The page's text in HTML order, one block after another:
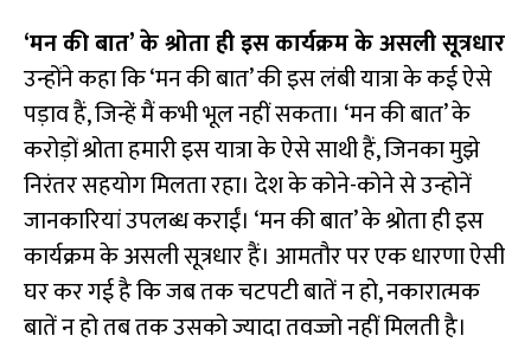
‘मन की बात’ के श्रोता ही इस कार्यक्रम के असली सूत्रधार
उन्होंने कहा कि ‘मन की बात’ की इस लंबी यात्रा के कई ऐसे
पड़ाव हैं, जिन्हें मैं कभी भूल नहीं सकता। ‘मन की बात’ के
करोड़ों श्रोता हमारी इस यात्रा के ऐसे साथी हैं, जिनका मुझे
निरंतर सहयोग मिलता रहा। देश के कोने-कोने से उन्होनें
जानकारियां उपलब्ध कराईं। ‘मन की बात’ के श्रोता ही इस
कार्यक्रम के असली सूत्रधार हैं। आमतौर पर एक धारणा ऐसी
घर कर गई है कि जब तक चटपटी बातें न हो, नकारात्मक
बातें न हो तब तक उसको ज्यादा तवज्जो नहीं मिलती है।